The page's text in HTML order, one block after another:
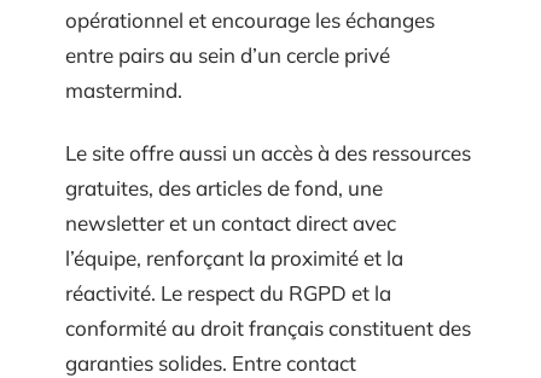
opérationnel et encourage les échanges
entre pairs au sein d’un cercle privé
mastermind.
Le site offre aussi un accès à des ressources
gratuites, des articles de fond, une
newsletter et un contact direct avec
l’équipe, renforçant la proximité et la
réactivité. Le respect du RGPD et la
conformité au droit français constituent des
garanties solides. Entre contact